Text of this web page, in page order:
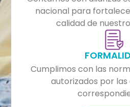
nacional para
calidad de
Cumplimos con las
autorizados por